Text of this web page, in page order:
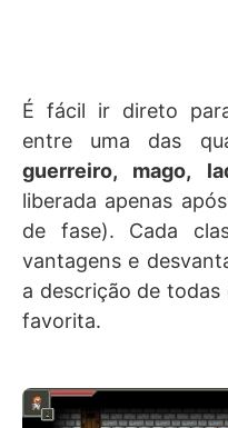
É fácil ir direto
entre uma das
guerreiro, mago,
liberada apenas
de fase). Cada
vantagens e
a descrição de todas
favorita.